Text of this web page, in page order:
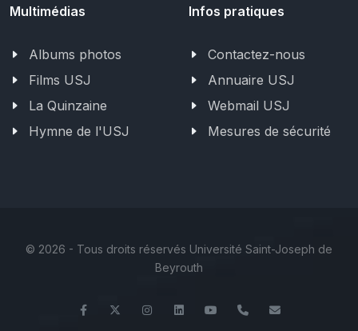
Multimédias
Albums photos
Films USJ
La Quinzaine
Hymne de l'USJ
Infos pratiques
Contactez-nous
Annuaire USJ
Webmail USJ
Mesures de sécurité
© 2026 - Tous droits réservés Université Saint-Joseph de
Beyrouth
FacebookTwitter InstagramLinkedInYouTube+961 (1) 421 432